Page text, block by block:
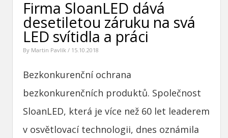
Firma SloanLED dává
desetiletou záruku na svá
LED svítidla a práci
By Martin Pavlík / 15.10.2018
Bezkonkurenční ochrana
bezkonkurenčních produktů. Společnost
SloanLED, která je více než 60 let leaderem
v osvětlovací technologii, dnes oznámila